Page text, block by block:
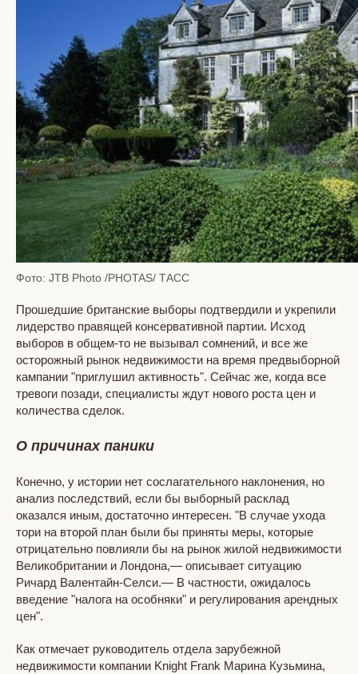
Фото: JTB Photo /PHOTAS/ ТАСС
Прошедшие британские выборы подтвердили и укрепили
лидерство правящей консервативной партии. Исход
выборов в общем-то не вызывал сомнений, и все же
осторожный рынок недвижимости на время предвыборной
кампании "приглушил активность". Сейчас же, когда все
тревоги позади, специалисты ждут нового роста цен и
количества сделок.
О причинах паники
Конечно, у истории нет сослагательного наклонения, но
анализ последствий, если бы выборный расклад
оказался иным, достаточно интересен. "В случае ухода
тори на второй план были бы приняты меры, которые
отрицательно повлияли бы на рынок жилой недвижимости
Великобритании и Лондона,— описывает ситуацию
Ричард Валентайн-Селси.— В частности, ожидалось
введение "налога на особняки" и регулирования арендных
цен".
Как отмечает руководитель отдела зарубежной
недвижимости компании Knight Frank Марина Кузьмина,